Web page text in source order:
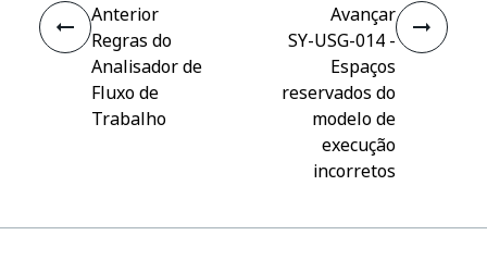
Anterior
Regras do
Analisador de
Fluxo de
Trabalho
Avançar
SY-USG-014 -
Espaços
reservados do
modelo de
execução
incorretos